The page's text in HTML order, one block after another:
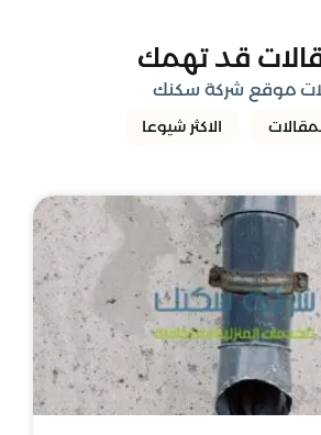
قد تهمك
موقع شركة سكنك
الاكثر شيوعا